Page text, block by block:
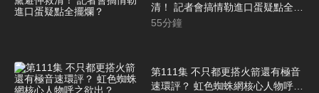
清！ 記者會搞情勒進口蛋疑點全擺
爛？
55分鐘
第111集 不只都更搭火箭還有極音
速環評？ 虹色蜘蛛網核心人物呼之